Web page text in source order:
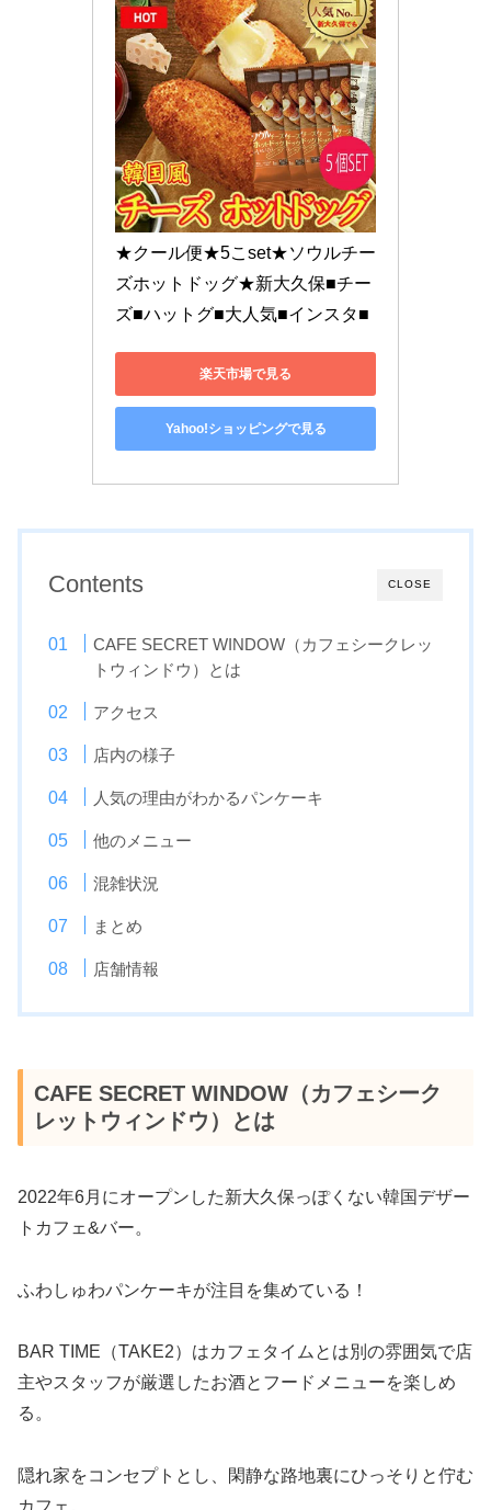
★クール便★5こset★ソウルチー
ズホットドッグ★新大久保■チー
ズ■ハットグ■大人気■インスタ■
楽天市場で見る
Yahoo!ショッピングで見る
CLOSE
Contents
CAFE SECRET WINDOW（カフェシークレッ
トウィンドウ）とは
アクセス
店内の様子
人気の理由がわかるパンケーキ
他のメニュー
混雑状況
まとめ
店舗情報
CAFE SECRET WINDOW（カフェシーク
レットウィンドウ）とは
2022年6月にオープンした新大久保っぽくない韓国デザー
トカフェ&バー。
ふわしゅわパンケーキが注目を集めている！
BAR TIME（TAKE2）はカフェタイムとは別の雰囲気で店
主やスタッフが厳選したお酒とフードメニューを楽しめ
る。
隠れ家をコンセプトとし、閑静な路地裏にひっそりと佇む
カフェ。